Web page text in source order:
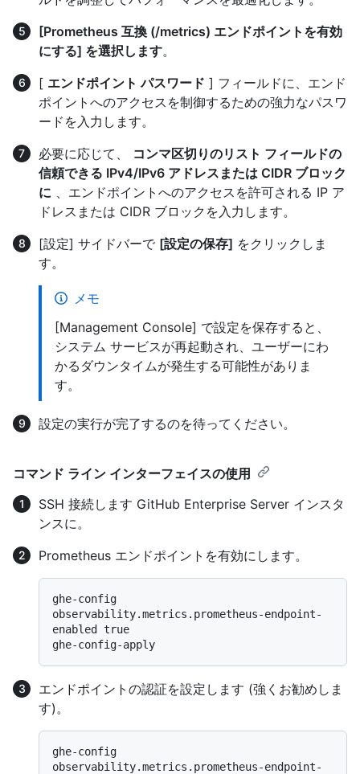
[Prometheus 互換 (/metrics) エンドポイントを有効
にする] を選択します。
[ エンドポイント パスワード ] フィールドに、エンド
ポイントへのアクセスを制御するための強力なパスワ
ードを入力します。
必要に応じて、 コンマ区切りのリスト フィールドの
信頼できる IPv4/IPv6 アドレスまたは CIDR ブロック
に 、エンドポイントへのアクセスを許可される IP ア
ドレスまたは CIDR ブロックを入力します。
[設定] サイドバーで [設定の保存] をクリックしま
す。
メモ
[Management Console] で設定を保存すると、
システム サービスが再起動され、ユーザーにわ
かるダウンタイムが発生する可能性がありま
す。
設定の実行が完了するのを待ってください。
コマンド ライン インターフェイスの使用
SSH 接続します GitHub Enterprise Server インスタ
ンスに。
Prometheus エンドポイントを有効にします。
ghe-config
observability.metrics.prometheus-endpoint-
enabled true
エンドポイントの認証を設定します (強くお勧めしま
す)。
ghe-config
observability.metrics.prometheus-endpoint-